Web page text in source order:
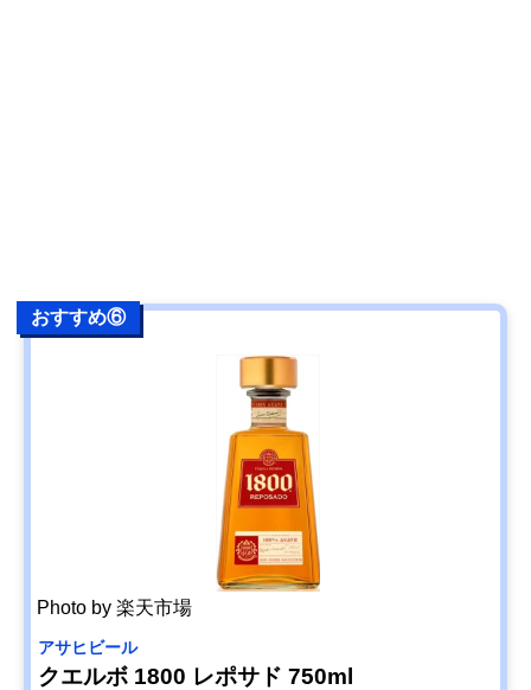
おすすめ⑥
Photo by 楽天市場
アサヒビール
クエルボ 1800 レポサド 750ml